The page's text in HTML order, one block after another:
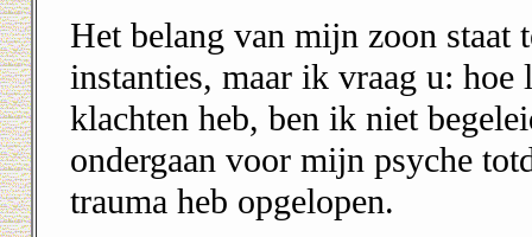
Het belang van mijn zoon staat
instanties, maar ik vraag u:
klachten heb, ben ik niet
ondergaan voor mijn psyche
trauma heb opgelopen.